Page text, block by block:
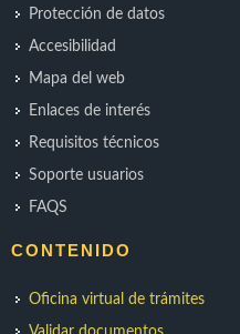
Protección de datos
Accesibilidad
Mapa del web
Enlaces de interés
Requisitos técnicos
Soporte usuarios
FAQS
CONTENIDO
Oficina virtual de trámites